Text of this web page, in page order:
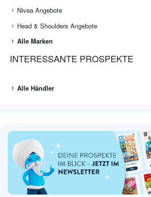
Nivea Angebote
Head & Shoulders Angebote
Alle Marken
INTERESSANTE PROSPEKTE
Alle Händler